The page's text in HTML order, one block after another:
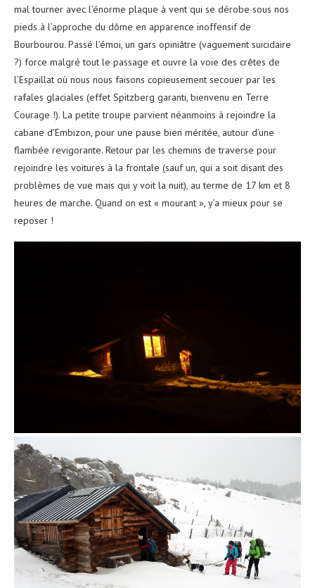
mal tourner avec l’énorme plaque à vent qui se dérobe sous nos
pieds à l’approche du dôme en apparence inoffensif de
Bourbourou. Passé l’émoi, un gars opiniâtre (vaguement suicidaire
?) force malgré tout le passage et ouvre la voie des crêtes de
l’Espaillat où nous nous faisons copieusement secouer par les
rafales glaciales (effet Spitzberg garanti, bienvenu en Terre
Courage !). La petite troupe parvient néanmoins à rejoindre la
cabane d’Embizon, pour une pause bien méritée, autour d’une
flambée revigorante. Retour par les chemins de traverse pour
rejoindre les voitures à la frontale (sauf un, qui a soit disant des
problèmes de vue mais qui y voit la nuit), au terme de 17 km et 8
heures de marche. Quand on est « mourant », y’a mieux pour se
reposer !